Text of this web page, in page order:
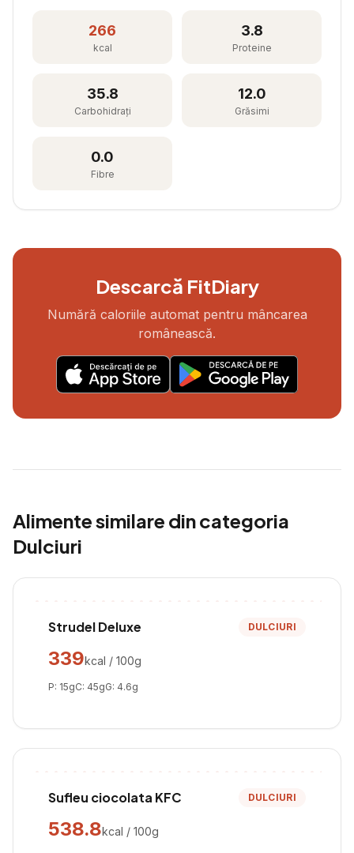
266
kcal
3.8
Proteine
35.8
Carbohidrați
12.0
Grăsimi
0.0
Fibre
Descarcă FitDiary
Numără caloriile automat pentru mâncarea
românească.
Alimente similare din categoria
Dulciuri
Strudel Deluxe DULCIURI
339kcal / 100g
P: 15gC: 45gG: 4.6g
Sufleu ciocolata KFC DULCIURI
538.8kcal / 100g